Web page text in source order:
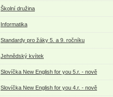
Školní družina
Informatika
Standardy pro žáky 5. a 9. ročníku
Jehnědský kvítek
Slovíčka New English for you 5.r. - nově
Slovíčka New English for you 4.r. - nově